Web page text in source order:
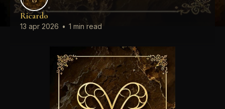
Ricardo
13 apr 2026 • 1 min read